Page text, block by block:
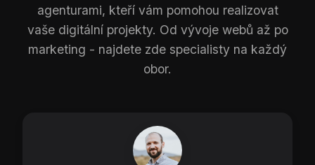
agenturami, kteří vám pomohou realizovat
vaše digitální projekty. Od vývoje webů až po
marketing - najdete zde specialisty na každý
obor.